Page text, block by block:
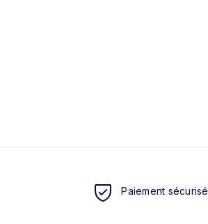
Paiement sécurisé